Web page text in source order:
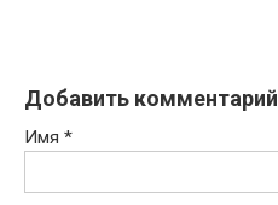
Добавить комментарий
Имя *